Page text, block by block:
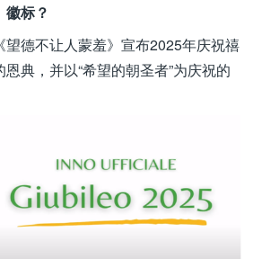
徽标？
德不让人蒙羞》宣布2025年庆祝禧
典，并以“希望的朝圣者”为庆祝的